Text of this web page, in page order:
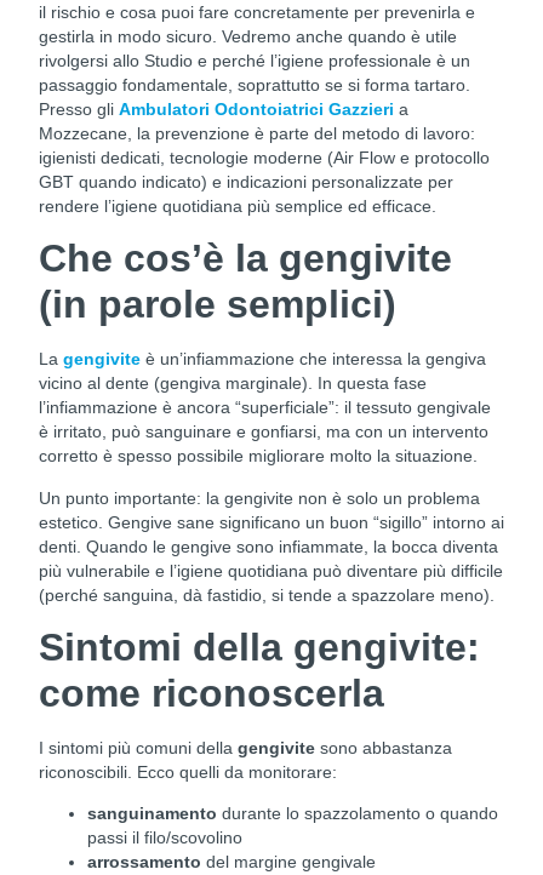
il rischio e cosa puoi fare concretamente per prevenirla e
gestirla in modo sicuro. Vedremo anche quando è utile
rivolgersi allo Studio e perché l’igiene professionale è un
passaggio fondamentale, soprattutto se si forma tartaro.
Presso gli Ambulatori Odontoiatrici Gazzieri a
Mozzecane, la prevenzione è parte del metodo di lavoro:
igienisti dedicati, tecnologie moderne (Air Flow e protocollo
GBT quando indicato) e indicazioni personalizzate per
rendere l’igiene quotidiana più semplice ed efficace.
Che cos’è la gengivite
(in parole semplici)
La gengivite è un’infiammazione che interessa la gengiva
vicino al dente (gengiva marginale). In questa fase
l’infiammazione è ancora “superficiale”: il tessuto gengivale
è irritato, può sanguinare e gonfiarsi, ma con un intervento
corretto è spesso possibile migliorare molto la situazione.
Un punto importante: la gengivite non è solo un problema
estetico. Gengive sane significano un buon “sigillo” intorno ai
denti. Quando le gengive sono infiammate, la bocca diventa
più vulnerabile e l’igiene quotidiana può diventare più difficile
(perché sanguina, dà fastidio, si tende a spazzolare meno).
Sintomi della gengivite:
come riconoscerla
I sintomi più comuni della gengivite sono abbastanza
riconoscibili. Ecco quelli da monitorare:
sanguinamento durante lo spazzolamento o quando
passi il filo/scovolino
arrossamento del margine gengivale